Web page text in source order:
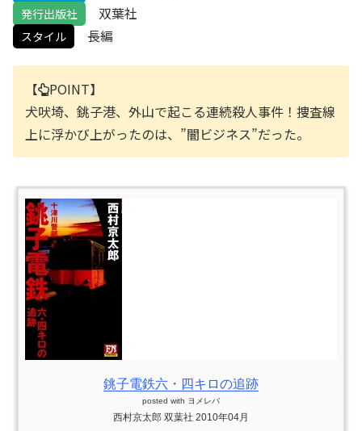
発行出版社 双葉社
スタイル 長編
【
POINT】
犬吠埼、銚子港、外山で起こる連続殺人事件！捜査線
上に浮かび上がったのは、”闇ビジネス”だった。
銚子電鉄六・四キロの追跡
posted with ヨメレバ
西村京太郎 双葉社 2010年04月